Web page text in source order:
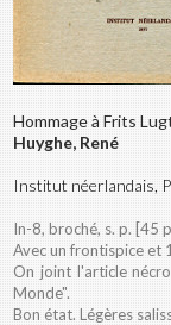
Hommage à Frits
Huyghe, René
Institut néerlandais,
In-8, broché, s. p. [45
Avec un frontispice et
On joint l'article
Monde".
Bon état. Légères